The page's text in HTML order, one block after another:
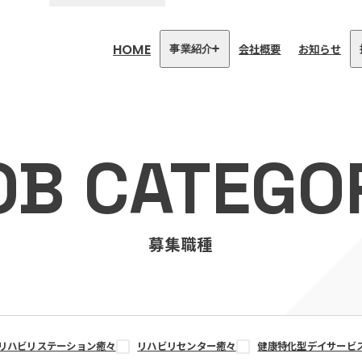
HOME 事業紹介
リハビリセンター癒々
健康特化型デイサービス癒々＋
α
福祉用具プランナー癒々
会社概要 お知らせ
募集職種
ハビリステーション癒々 リハビリセンター癒々 健康特化型デイサービ